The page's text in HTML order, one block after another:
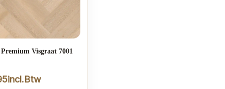
Visgraat 7001
incl.Btw